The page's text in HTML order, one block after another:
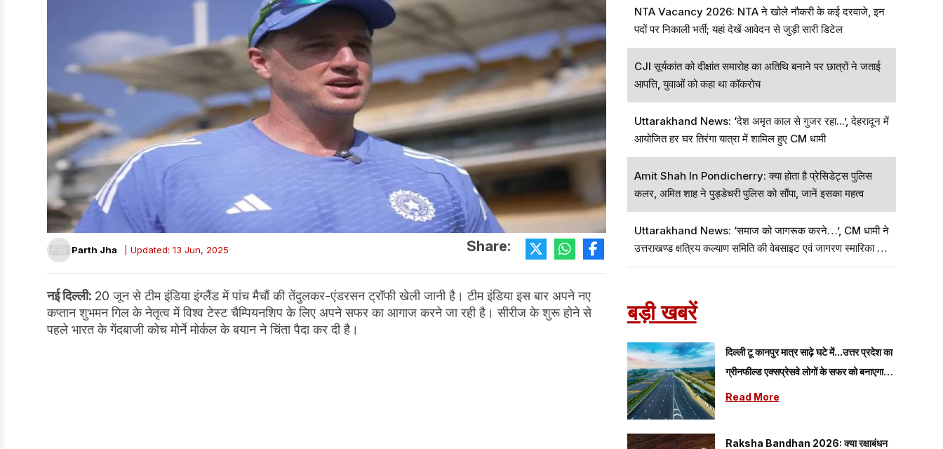
Parth Jha | Updated: 13 Jun, 2025 Share:
नई दिल्ली: 20 जून से टीम इंडिया इंग्लैंड में पांच मैचौं की तेंदुलकर-एंडरसन ट्रॉफी खेली जानी है। टीम इंडिया इस बार अपने नए
कप्तान शुभमन गिल के नेतृत्व में विश्व टेस्ट चैम्पियनशिप के लिए अपने सफर का आगाज करने जा रही है। सीरीज के शुरू होने से
पहले भारत के गेंदबाजी कोच मोर्ने मोर्कल के बयान ने चिंता पैदा कर दी है।
NTA Vacancy 2026: NTA ने खोले नौकरी के कई दरवाजे, इन
पदों पर निकाली भर्ती; यहां देखें आवेदन से जुड़ी सारी डिटेल
CJI सूर्यकांत को दीक्षांत समारोह का अतिथि बनाने पर छात्रों ने जताई
आपत्ति, युवाओं को कहा था कॉकरोच
Uttarakhand News: ‘देश अमृत काल से गुजर रहा...’, देहरादून में
आयोजित हर घर तिरंगा यात्रा में शामिल हुए CM धामी
Amit Shah In Pondicherry: क्या होता है प्रेसिडेट्स पुलिस
कलर, अमित शाह ने पुड्डेचरी पुलिस को सौंपा, जानें इसका महत्व
Uttarakhand News: ‘समाज को जागरूक करने…’, CM धामी ने
उत्तराखण्ड क्षत्रिय कल्याण समिति की वेबसाइट एवं जागरण स्मारिका का
विमोचन किया
बड़ी खबरें
दिल्ली टू कानपुर मात्र साढ़े घटे में...उत्तर प्रदेश का
ग्रीनफील्ड एक्सप्रेसवे लोगों के सफर को बनाएगा
आसान
Read More
Raksha Bandhan 2026: क्या रक्षाबंधन